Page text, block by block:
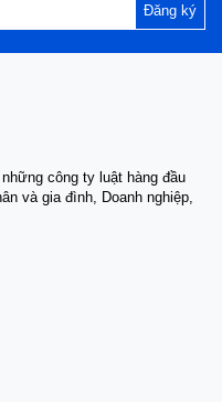
Đăng ký
công ty luật hàng đầu
và gia đình, Doanh nghiệp,